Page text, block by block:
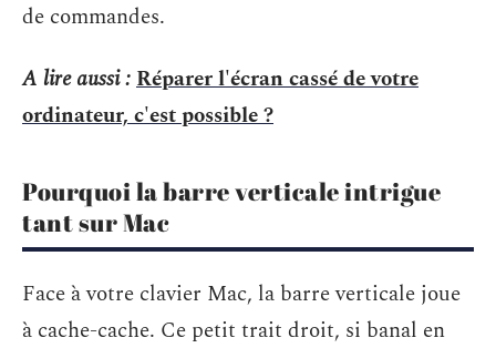
de commandes.
A lire aussi :Réparer l'écran cassé de votre
ordinateur, c'est possible ?
Pourquoi la barre verticale intrigue
tant sur Mac
Face à votre clavier Mac, la barre verticale joue
à cache-cache. Ce petit trait droit, si banal en